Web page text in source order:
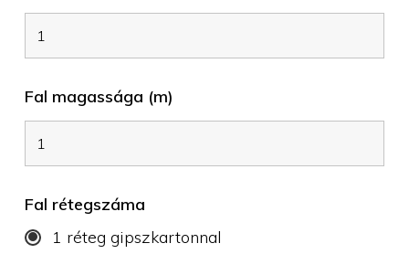
Fal magassága (m)
Fal rétegszáma
1 réteg gipszkartonnal